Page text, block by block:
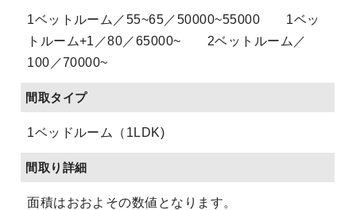
1ベットルーム／55~65／50000~55000 1ベッ
トルーム+1／80／65000~ 2ベットルーム／
100／70000~
間取タイプ
1ベッドルーム（1LDK)
間取り詳細
面積はおおよその数値となります。